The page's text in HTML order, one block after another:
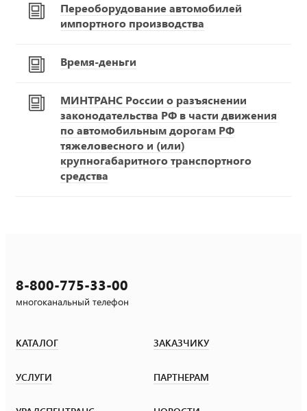
Переоборудование автомобилей
импортного производства
Время-деньги
МИНТРАНС России о разъяснении
законодательства РФ в части движения
по автомобильным дорогам РФ
тяжеловесного и (или)
крупногабаритного транспортного
средства
8-800-775-33-00
многоканальный телефон
КАТАЛОГ ЗАКАЗЧИКУ
УСЛУГИ ПАРТНЕРАМ